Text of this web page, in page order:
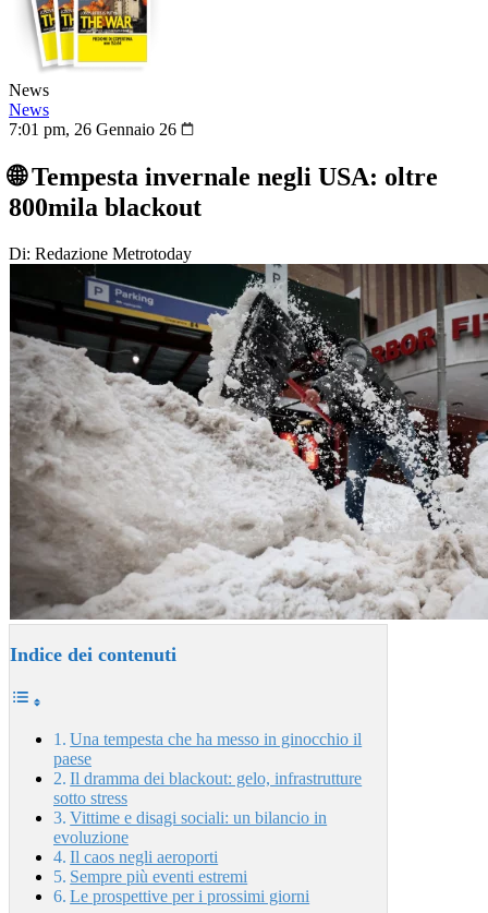
News
News
7:01 pm, 26 Gennaio 26
🌐 Tempesta invernale negli USA: oltre
800mila blackout
Di: Redazione Metrotoday
Indice dei contenuti
Una tempesta che ha messo in ginocchio il
paese
Il dramma dei blackout: gelo, infrastrutture
sotto stress
Vittime e disagi sociali: un bilancio in
evoluzione
Il caos negli aeroporti
Sempre più eventi estremi
Le prospettive per i prossimi giorni